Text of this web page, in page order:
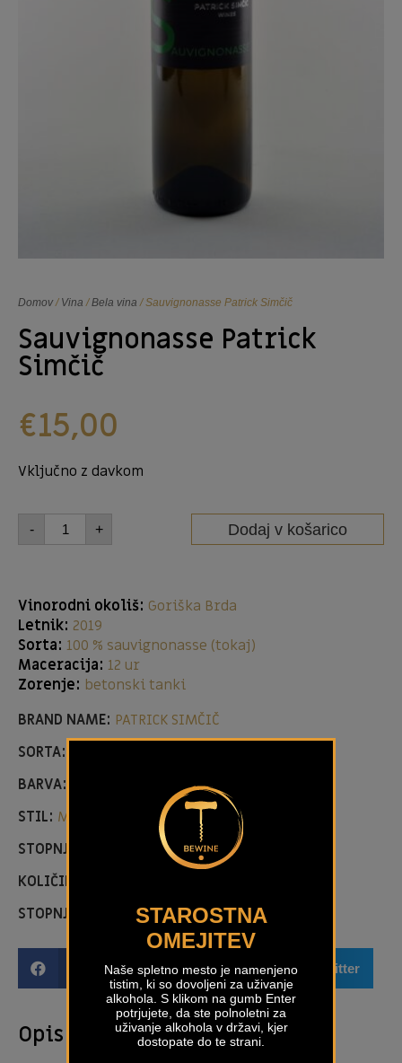
STAROSTNA
OMEJITEV
Naše spletno mesto je namenjeno
tistim, ki so dovoljeni za uživanje
alkohola. S klikom na gumb Enter
potrjujete, da ste polnoletni za
uživanje alkohola v državi, kjer
dostopate do te strani.
Domov/ Vina /Bela vina / Sauvignonasse Patrick Simčič
Sauvignonasse Patrick
Simčič
€15,00
Vključno z davkom
- + Dodaj v košarico
Vinorodni okoliš: Goriška Brda
Letnik: 2019
Sorta: 100 % sauvignonasse (tokaj)
Maceracija: 12 ur
Zorenje: betonski tanki
BRAND NAME: PATRICK SIMČIČ
SORTA:
BARVA:
STIL: MEDIUM BODY
STOPNJA SLADKORJA: DRY
KOLIČINA:
STOPNJA ALKOHOLA:13,00 %
Facebook Email Twitter
Opis izdelka